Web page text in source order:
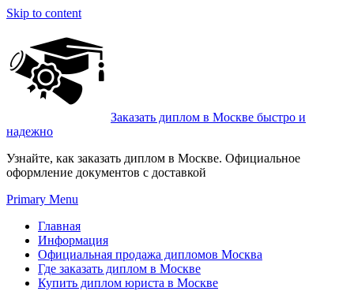
Skip to content
Заказать диплом в Москве быстро и
надежно
Узнайте, как заказать диплом в Москве. Официальное
оформление документов с доставкой
Primary Menu
Главная
Информация
Официальная продажа дипломов Москва
Где заказать диплом в Москве
Купить диплом юриста в Москве